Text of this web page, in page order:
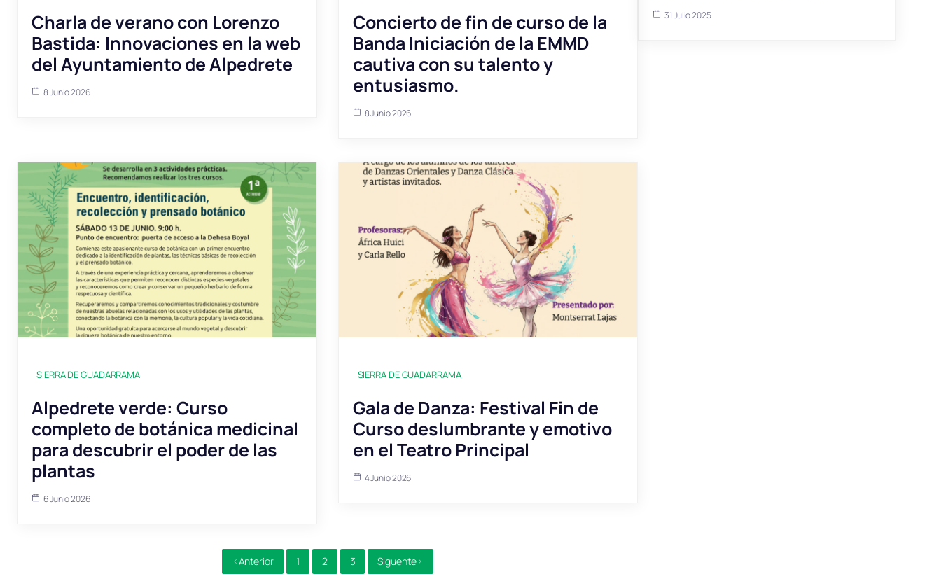
Charla de verano con Lorenzo
Bastida: Innovaciones en la web
del Ayuntamiento de Alpedrete
8 Junio 2026
Concierto de fin de curso de la
Banda Iniciación de la EMMD
cautiva con su talento y
entusiasmo.
8 Junio 2026
SIERRA DE GUADARRAMA
Alpedrete verde: Curso
completo de botánica medicinal
para descubrir el poder de las
plantas
6 Junio 2026
SIERRA DE GUADARRAMA
Gala de Danza: Festival Fin de
Curso deslumbrante y emotivo
en el Teatro Principal
4 Junio 2026
Anterior 1 2 3 Siguente
31 Julio 2025